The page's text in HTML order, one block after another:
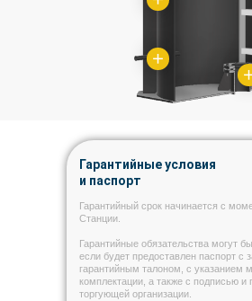
Гарантийные условия
и паспорт
Гарантийный срок начинается с
Станции.
Гарантийные обязательства могут
если будет предоставлен паспорт с
гарантийным талоном, с указанием
комплектации, а также с подписью и
торгующей организации.